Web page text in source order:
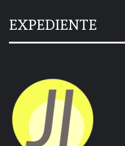
EXPEDIENTE